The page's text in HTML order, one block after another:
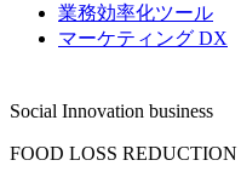
業務効率化ツール
マーケティング DX
Social Innovation business
FOOD LOSS REDUCTION